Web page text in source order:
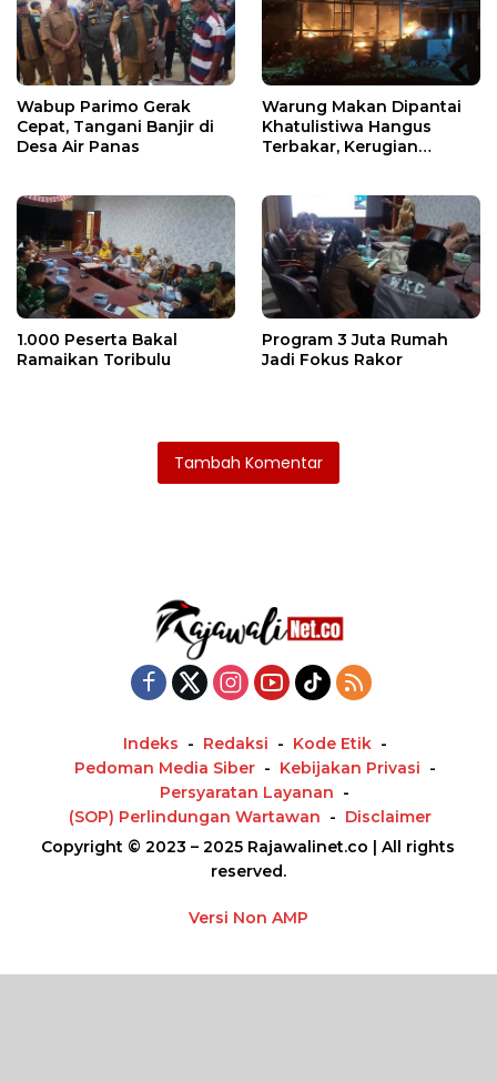
Wabup Parimo Gerak
Cepat, Tangani Banjir di
Desa Air Panas
Warung Makan Dipantai
Khatulistiwa Hangus
Terbakar, Kerugian
1.000 Peserta Bakal
Ramaikan Toribulu
Program 3 Juta Rumah
Jadi Fokus Rakor
Tambah Komentar
Indeks Redaksi
Kode Etik
Pedoman Media Siber
Kebijakan Privasi
Persyaratan Layanan
(SOP) Perlindungan Wartawan
Disclaimer
Copyright © 2023 – 2025 Rajawalinet.co | All rights
reserved.
Versi Non AMP